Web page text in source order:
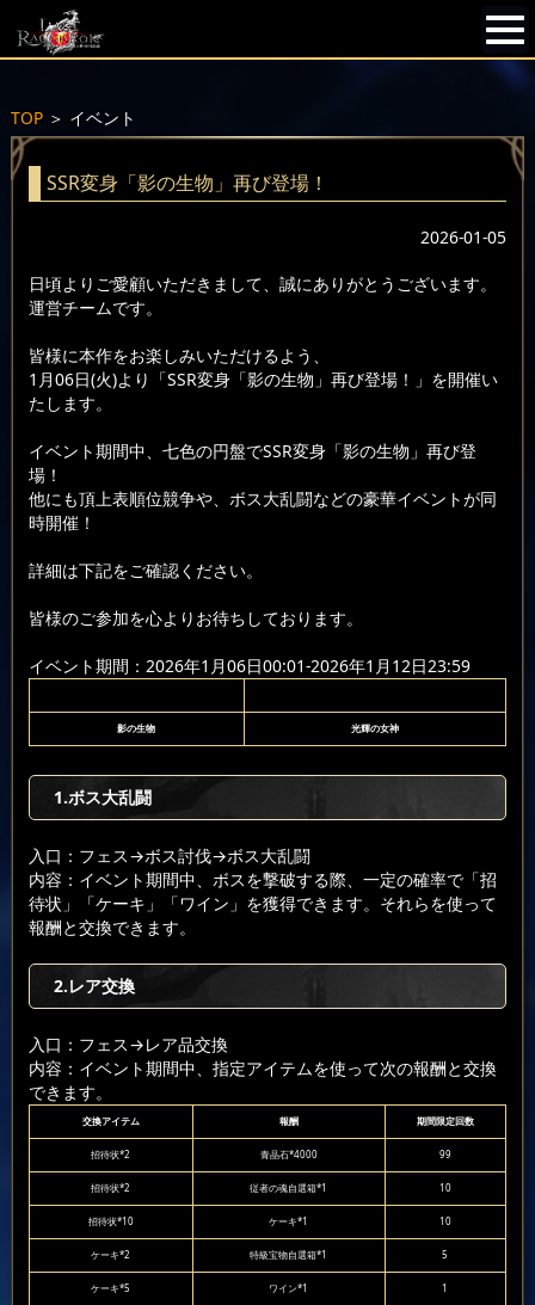
TOP＞ イベント
SSR変身「影の生物」再び登場！
2026-01-05
日頃よりご愛顧いただきまして、誠にありがとうございます。
運営チームです。
皆様に本作をお楽しみいただけるよう、
1月06日(火)より「SSR変身「影の生物」再び登場！」を開催い
たします。
イベント期間中、七色の円盤でSSR変身「影の生物」再び登
場！
他にも頂上表順位競争や、ボス大乱闘などの豪華イベントが同
時開催！
詳細は下記をご確認ください。
皆様のご参加を心よりお待ちしております。
イベント期間：2026年1月06日00:01-2026年1月12日23:59
影の生物 光輝の女神
1.ボス大乱闘
入口：フェス→ボス討伐→ボス大乱闘
内容：イベント期間中、ボスを撃破する際、一定の確率で「招
待状」「ケーキ」「ワイン」を獲得できます。それらを使って
報酬と交換できます。
2.レア交換
入口：フェス→レア品交換
内容：イベント期間中、指定アイテムを使って次の報酬と交換
できます。
交換アイテム 報酬 期間限定回数
招待状*2 青晶石*4000 99
招待状*2 従者の魂自選箱*1 10
招待状*10 ケーキ*1 10
ケーキ*2 特級宝物自選箱*1 5
ケーキ*5 ワイン*1 1